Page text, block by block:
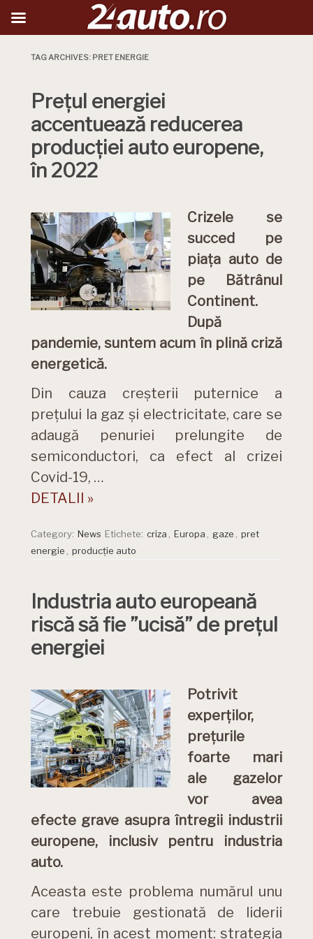
TAG ARCHIVES: PRET ENERGIE
Prețul energiei
accentuează reducerea
producției auto europene,
în 2022
Crizele se
succed pe
piața auto de
pe Bătrânul
Continent.
După
pandemie, suntem acum în plină criză
energetică.
Din cauza creșterii puternice a
prețului la gaz și electricitate, care se
adaugă penuriei prelungite de
semiconductori, ca efect al crizei
Covid-19, …
DETALII »
Category: News Etichete: criza Europa gaze
pret
energie
producție auto
Industria auto europeană
riscă să fie ”ucisă” de prețul
energiei
Potrivit
experților,
prețurile
foarte mari
ale gazelor
vor avea
efecte grave asupra întregii industrii
europene, inclusiv pentru industria
auto.
Aceasta este problema numărul unu
care trebuie gestionată de liderii
europeni, în acest moment: strategia